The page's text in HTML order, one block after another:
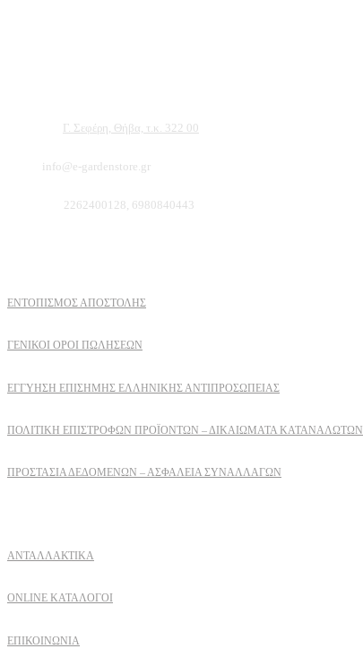
Γ. Σεφέρη, Θήβα, τ.κ. 322 00
info@e-gardenstore.gr
2262400128, 6980840443
ΕΝΤΟΠΙΣΜΟΣ ΑΠΟΣΤΟΛΗΣ
ΓΕΝΙΚΟΙ ΟΡΟΙ ΠΩΛΗΣΕΩΝ
ΕΓΓΎΗΣΗ ΕΠΊΣΗΜΗΣ ΕΛΛΗΝΙΚΉΣ ΑΝΤΙΠΡΟΣΩΠΕΊΑΣ
ΠΟΛΙΤΙΚΉ ΕΠΙΣΤΡΟΦΏΝ ΠΡΟΪΌΝΤΩΝ – ΔΙΚΑΙΏΜΑΤΑ ΚΑΤΑΝΑΛΩΤΏΝ
ΠΡΟΣΤΑΣΊΑ ΔΕΔΟΜΈΝΩΝ – ΑΣΦΆΛΕΙΑ ΣΥΝΑΛΛΑΓΏΝ
ΑΝΤΑΛΛΑΚΤΙΚΑ
ONLINE ΚΑΤΑΛΟΓΟΙ
ΕΠΙΚΟΙΝΩΝΙΑ